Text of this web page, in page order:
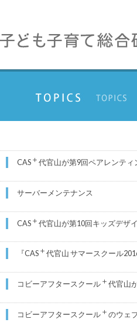
CAS＋代官山が第9回ペアレンテ
サーバーメンテナンス
CAS＋代官山が第10回キッズデザ
『CAS＋代官山 サマースクール
コビーアフタースクール＋代官山
コビーアフタースクール＋のウェ